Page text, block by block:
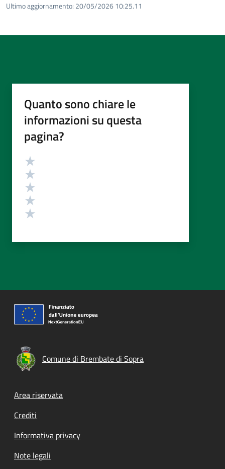
Ultimo aggiornamento: 20/05/2026 10:25.11
Quanto sono chiare le
informazioni su questa
pagina?
Valutazione
Comune di Brembate di Sopra
Footer menu
Area riservata
Crediti
Informativa privacy
Note legali